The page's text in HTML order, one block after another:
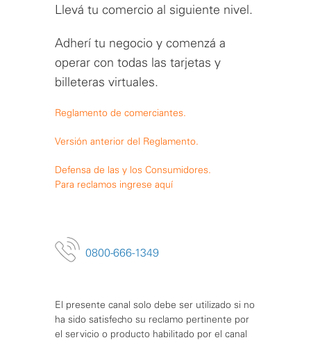
Llevá tu comercio al siguiente nivel.
Adherí tu negocio y comenzá a
operar con todas las tarjetas y
billeteras virtuales.
Reglamento de comerciantes.
Versión anterior del Reglamento.
Defensa de las y los Consumidores.
Para reclamos ingrese aquí
0800-666-1349
El presente canal solo debe ser utilizado si no
ha sido satisfecho su reclamo pertinente por
el servicio o producto habilitado por el canal